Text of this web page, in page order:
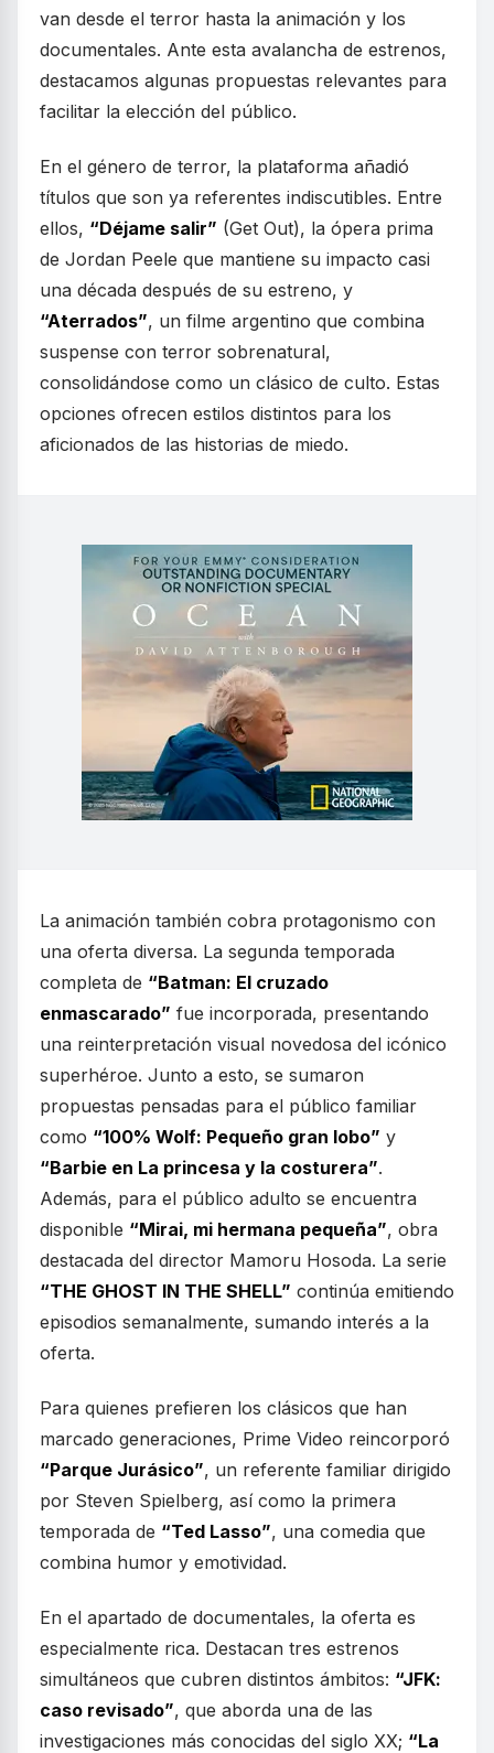
van desde el terror hasta la animación y los
documentales. Ante esta avalancha de estrenos,
destacamos algunas propuestas relevantes para
facilitar la elección del público.
En el género de terror, la plataforma añadió
títulos que son ya referentes indiscutibles. Entre
ellos, “Déjame salir” (Get Out), la ópera prima
de Jordan Peele que mantiene su impacto casi
una década después de su estreno, y
“Aterrados”, un filme argentino que combina
suspense con terror sobrenatural,
consolidándose como un clásico de culto. Estas
opciones ofrecen estilos distintos para los
aficionados de las historias de miedo.
La animación también cobra protagonismo con
una oferta diversa. La segunda temporada
completa de “Batman: El cruzado
enmascarado” fue incorporada, presentando
una reinterpretación visual novedosa del icónico
superhéroe. Junto a esto, se sumaron
propuestas pensadas para el público familiar
como “100% Wolf: Pequeño gran lobo” y
“Barbie en La princesa y la costurera”.
Además, para el público adulto se encuentra
disponible “Mirai, mi hermana pequeña”, obra
destacada del director Mamoru Hosoda. La serie
“THE GHOST IN THE SHELL” continúa emitiendo
episodios semanalmente, sumando interés a la
oferta.
Para quienes prefieren los clásicos que han
marcado generaciones, Prime Video reincorporó
“Parque Jurásico”, un referente familiar dirigido
por Steven Spielberg, así como la primera
temporada de “Ted Lasso”, una comedia que
combina humor y emotividad.
En el apartado de documentales, la oferta es
especialmente rica. Destacan tres estrenos
simultáneos que cubren distintos ámbitos: “JFK:
caso revisado”, que aborda una de las
investigaciones más conocidas del siglo XX; “La